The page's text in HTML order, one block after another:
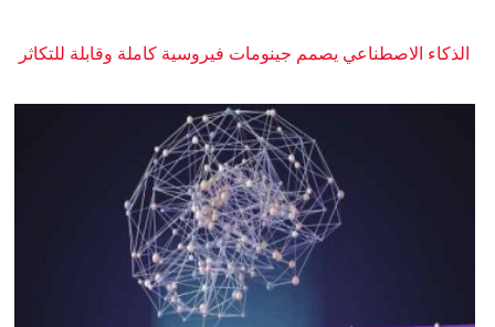
الذكاء الاصطناعي يصمم جينومات فيروسية كاملة وقابلة للتكاثر